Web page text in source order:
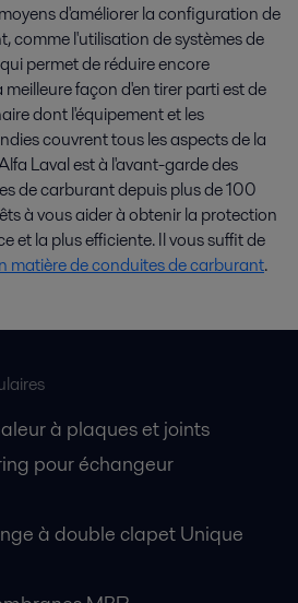
d'améliorer la configuration de
comme l'utilisation de systèmes de
permet de réduire encore
façon d'en tirer parti est de
dont l'équipement et les
couvrent tous les aspects de la
Laval est à l'avant-garde des
de carburant depuis plus de 100
à vous aider à obtenir la protection
et la plus efficiente. Il vous suffit de
matière de conduites de carburant.
à plaques et joints
pour échangeur
à double clapet Unique